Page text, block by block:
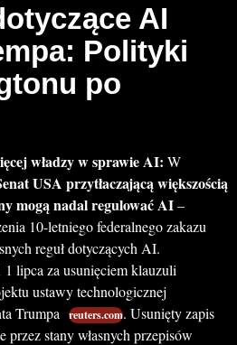
AI
Polityki
po
władzy w sprawie AI: W
USA przytłaczającą większością
mogą nadal regulować AI–
10-letniego federalnego zakazu
reguł dotyczących AI.
1 lipca za usunięciem klauzuli
ustawy technologicznej
Trumpa
reuters.com. Usunięty zapis
przez stany własnych przepisów